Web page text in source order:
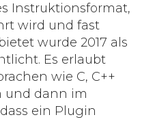
Instruktionsformat,
wird und fast
wurde 2017 als
Es erlaubt
wie C, C++
und dann im
ein Plugin